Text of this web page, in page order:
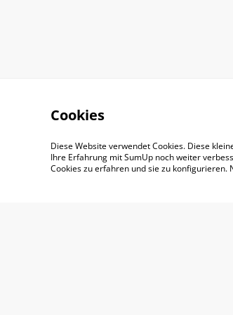
Impressum
Cookies
Diese Website verwendet Cookies. Diese
Ihre Erfahrung mit SumUp noch weiter
Cookies zu erfahren und sie zu